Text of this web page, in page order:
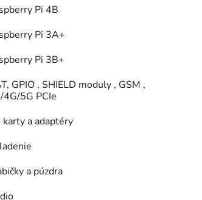
Pi 4B
Pi 3A+
Pi 3B+
GPIO , SHIELD moduly , GSM ,
4G/5G PCIe
karty a adaptéry
a púzdra